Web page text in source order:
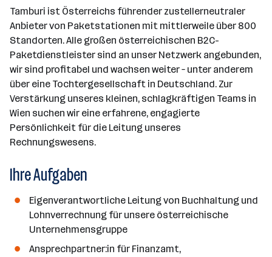
r
l
e
n
t
g
e
b
e
r
r
b
e
i
t
e
r
*
i
n
e
a
a
a
n
d
o
r
t
e
Tamburi ist Österreichs führender zustellerneutraler
Anbieter von Paketstationen mit mittlerweile über 800
Standorten. Alle großen österreichischen B2C-
Paketdienstleister sind an unser Netzwerk angebunden,
wir sind profitabel und wachsen weiter – unter anderem
über eine Tochtergesellschaft in Deutschland. Zur
Verstärkung unseres kleinen, schlagkräftigen Teams in
Wien suchen wir eine erfahrene, engagierte
Persönlichkeit für die Leitung unseres
Rechnungswesens.
Ihre Aufgaben
Eigenverantwortliche Leitung von Buchhaltung und
Lohnverrechnung für unsere österreichische
Unternehmensgruppe
Ansprechpartner:in für Finanzamt,